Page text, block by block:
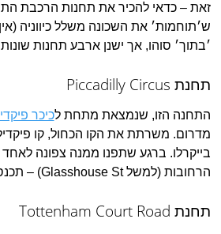
זאת – כדאי להכיר את תחנות הרכבת
ש׳תוחמות׳ את השכונה משלל כיווניה
׳בתוך׳ סוהו, אך ישנן ארבע תחנות
תחנת Piccadilly Circus
התחנה הזו, שנמצאת מתחת לכיכר
מדרום. משרתת את הקו הכחול, קו
בייקרלו. ברגע שתפנו ממנה צפונה
הרחובות (למשל Glasshouse St) – תכנסו לסוהו.
תחנת Tottenham Court Road